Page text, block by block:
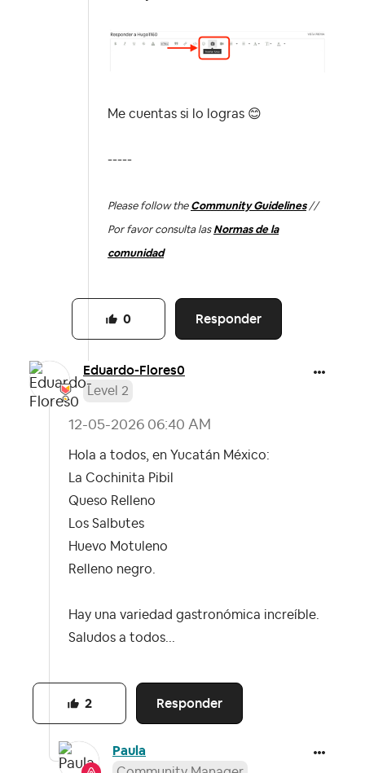
Me cuentas si lo logras 😊
-----
Please follow the Community Guidelines//
Por favor consulta las Normas de la
comunidad
Responder
0
Eduardo-Flores0
Level 2
‎12-05-2026 06:40 AM
Hola a todos, en Yucatán México:
La Cochinita Pibil
Queso Relleno
Los Salbutes
Huevo Motuleno
Relleno negro.
Hay una variedad gastronómica increíble.
Saludos a todos...
Responder
2
Paula